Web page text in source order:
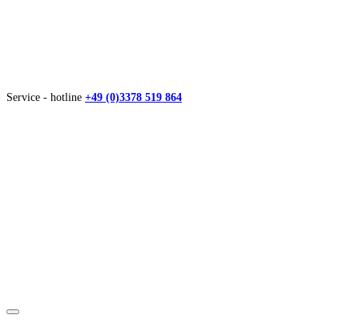
Service - hotline +49 (0)3378 519 864